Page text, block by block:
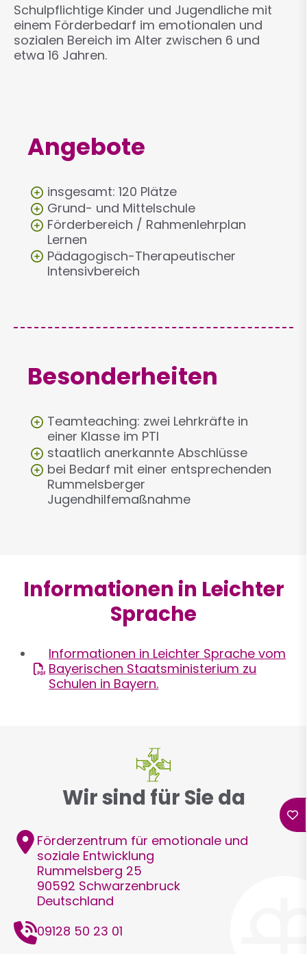
Schulpflichtige Kinder und Jugendliche mit
einem Förderbedarf im emotionalen und
sozialen Bereich im Alter zwischen 6 und
etwa 16 Jahren.
Angebote
insgesamt: 120 Plätze
Grund- und Mittelschule
Förderbereich / Rahmenlehrplan
Lernen
Pädagogisch-Therapeutischer
Intensivbereich
Besonderheiten
Teamteaching: zwei Lehrkräfte in
einer Klasse im PTI
staatlich anerkannte Abschlüsse
bei Bedarf mit einer entsprechenden
Rummelsberger
Jugendhilfemaßnahme
Informationen in Leichter
Sprache
Informationen in Leichter Sprache vom
Bayerischen Staatsministerium zu
Schulen in Bayern.
Wir sind für Sie da
Adresse
Förderzentrum für emotionale und
soziale Entwicklung
Rummelsberg 25
90592 Schwarzenbruck
Deutschland
Telefon09128 50 23 01